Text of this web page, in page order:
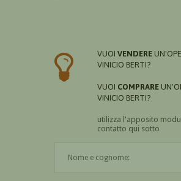
VUOI VENDERE
VINICIO BERTI?
VUOI COMPRARE
VINICIO BERTI?
utilizza l'apposito
contatto qui sotto